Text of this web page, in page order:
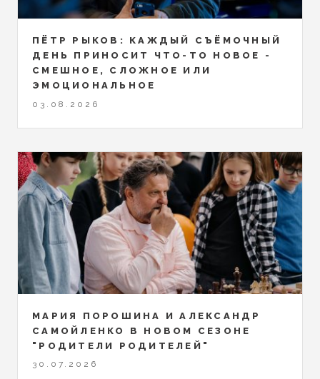
ПЁТР РЫКОВ: КАЖДЫЙ СЪЁМОЧНЫЙ
ДЕНЬ ПРИНОСИТ ЧТО-ТО НОВОЕ -
СМЕШНОЕ, СЛОЖНОЕ ИЛИ
ЭМОЦИОНАЛЬНОЕ
03.08.2026
МАРИЯ ПОРОШИНА И АЛЕКСАНДР
САМОЙЛЕНКО В НОВОМ СЕЗОНЕ
"РОДИТЕЛИ РОДИТЕЛЕЙ"
30.07.2026